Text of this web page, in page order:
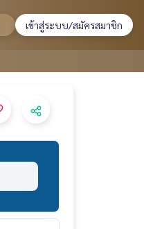
เข้าสู่ระบบ/สมัครสมาชิก